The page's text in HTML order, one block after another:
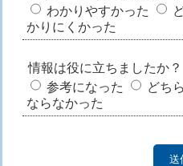
わかりやすかった
かりにくかった
情報は役に立ちましたか？
参考になった
どち
ならなかった